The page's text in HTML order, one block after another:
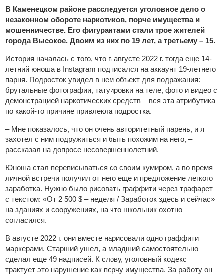
В Каменецком районе расследуется уголовное дело о
незаконном обороте наркотиков, порче имущества и
мошенничестве. Его фигурантами стали трое жителей
города Высокое. Двоим из них по 19 лет, а третьему – 15.
История началась с того, что в августе 2022 г. тогда еще 14-
летний юноша в Instagram подписался на аккаунт 19-летнего
парня. Подросток увидел в нем объект для подражания:
брутальные фотографии, татуировки на теле, фото и видео с
демонстрацией наркотических средств – вся эта атрибутика
по какой-то причине привлекла подростка.
– Мне показалось, что он очень авторитетный парень, и я
захотел с ним подружиться и быть похожим на него, –
рассказал на допросе несовершеннолетний.
Юноша стал переписываться со своим кумиром, а во время
личной встречи получил от него еще и предложение легкого
заработка. Нужно было рисовать граффити через трафарет
с текстом: «От 2 500 $ – неделя / Заработок здесь и сейчас»
на зданиях и сооружениях, на что школьник охотно
согласился.
В августе 2022 г. они вместе нарисовали одно граффити
маркерами. Старший ушел, а младший самостоятельно
сделал еще 49 надписей. К слову, уголовный кодекс
трактует это нарушение как порчу имущества. За работу он